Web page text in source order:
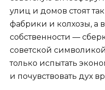
улиц и домов стоят
фабрики и колхозы, а
собственности —
советской
только испытать
и почувствовать дух